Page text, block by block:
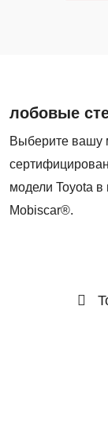
лобовые
Выберите вашу
модели Toyota в
Mobiscar®.